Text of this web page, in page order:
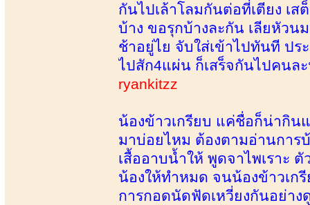
กันไปเล้าโลมกันต่อที่เตียง เ
บ้าง ขอรุกบ้างละกัน เลียหัวน
ช้าอยู่ไย จับใส่เข้าไปทันที ป
ไปสัก4แผ่น ก็เสร็จกันไปคนล
ryankitzz
น้องข้าวเกรียบ แค่ชื่อก็น่ากิน
มาบ่อยไหม ต้องตามอ่านการ
เสื้ออาบน้ำให้ พูดจาไพเราะ
น้องให้ทำหมด จนน้องข้าวเก
การกอดนัดฟัดเหวี่ยงกันอย่าง